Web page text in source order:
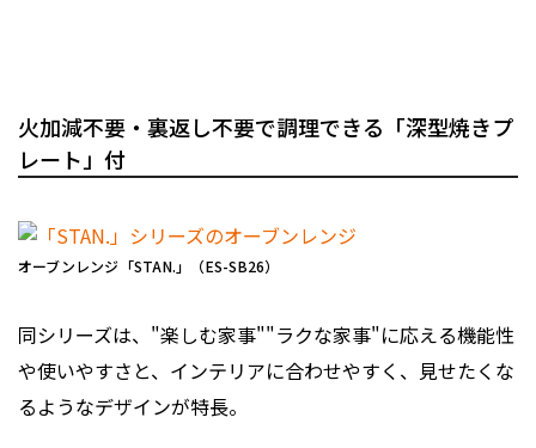
火加減不要・裏返し不要で調理できる「深型焼きプ
レート」付
オーブンレンジ「STAN.」（ES-SB26）
同シリーズは、"楽しむ家事""ラクな家事"に応える機能性
や使いやすさと、インテリアに合わせやすく、見せたくな
るようなデザインが特長。